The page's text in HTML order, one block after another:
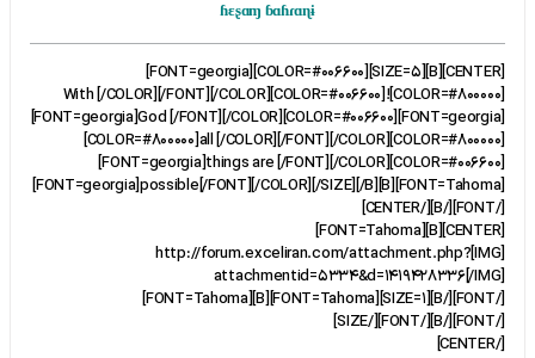
ɦɛʂɑɱ ɓɑɦɾɑɳɨ
[CENTER][B][SIZE=5][COLOR=#006600][FONT=georgia]
[COLOR=#800000]!With [/COLOR][/FONT][/COLOR][COLOR=#006600]
[FONT=georgia]God [/FONT][/COLOR][COLOR=#006600][FONT=georgia]
[COLOR=#800000]all [/COLOR][/FONT][/COLOR][COLOR=#800000]
[FONT=georgia]things are [/FONT][/COLOR][COLOR=#006600]
[FONT=georgia]possible[/FONT][/COLOR][/SIZE][/B][B][FONT=Tahoma]
[/FONT][/B][/CENTER]
[CENTER][B][FONT=Tahoma]
[IMG]http://forum.exceliran.com/attachment.php?
attachmentid=5334&d=1419428336[/IMG]
[/FONT][/B][SIZE=1][FONT=Tahoma][B][FONT=Tahoma]
[/FONT][/B][/FONT][/SIZE]
[/CENTER]